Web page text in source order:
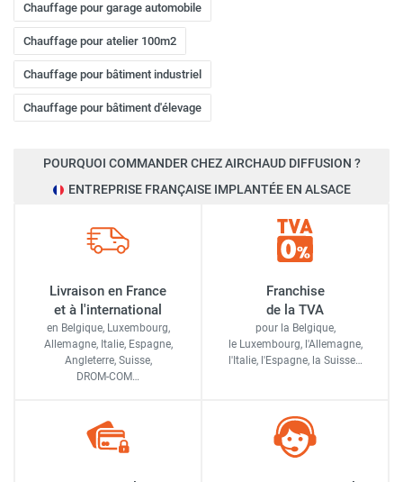
Chauffage pour garage automobile
Chauffage pour atelier 100m2
Chauffage pour bâtiment industriel
Chauffage pour bâtiment d'élevage
POURQUOI COMMANDER CHEZ AIRCHAUD DIFFUSION ?
ENTREPRISE FRANÇAISE IMPLANTÉE EN ALSACE
Livraison en France
et à l'international
en Belgique, Luxembourg,
Allemagne, Italie, Espagne,
Angleterre, Suisse,
DROM-COM…
Franchise
de la TVA
pour la Belgique,
le Luxembourg, l'Allemagne,
l'Italie, l'Espagne, la Suisse…